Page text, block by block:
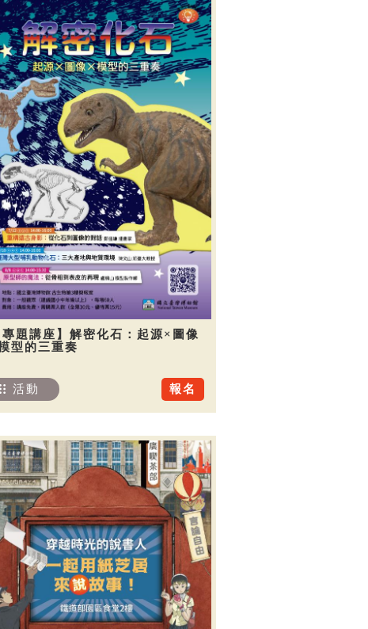
專題講座】解密化石：起源×圖像
型的三重奏
報名
活動